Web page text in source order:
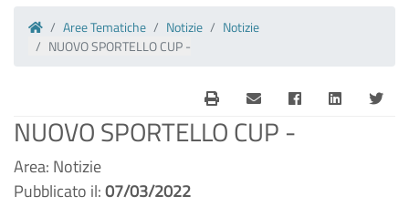
Homepage
Aree Tematiche Notizie
Notizie
NUOVO SPORTELLO CUP -
NUOVO SPORTELLO CUP -
Area: Notizie
Pubblicato il:07/03/2022